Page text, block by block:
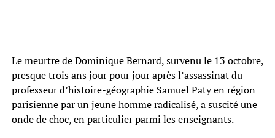
Le meurtre de Dominique Bernard, survenu le 13 octobre,
presque trois ans jour pour jour après l’assassinat du
professeur d’histoire-géographie Samuel Paty en région
parisienne par un jeune homme radicalisé, a suscité une
onde de choc, en particulier parmi les enseignants.